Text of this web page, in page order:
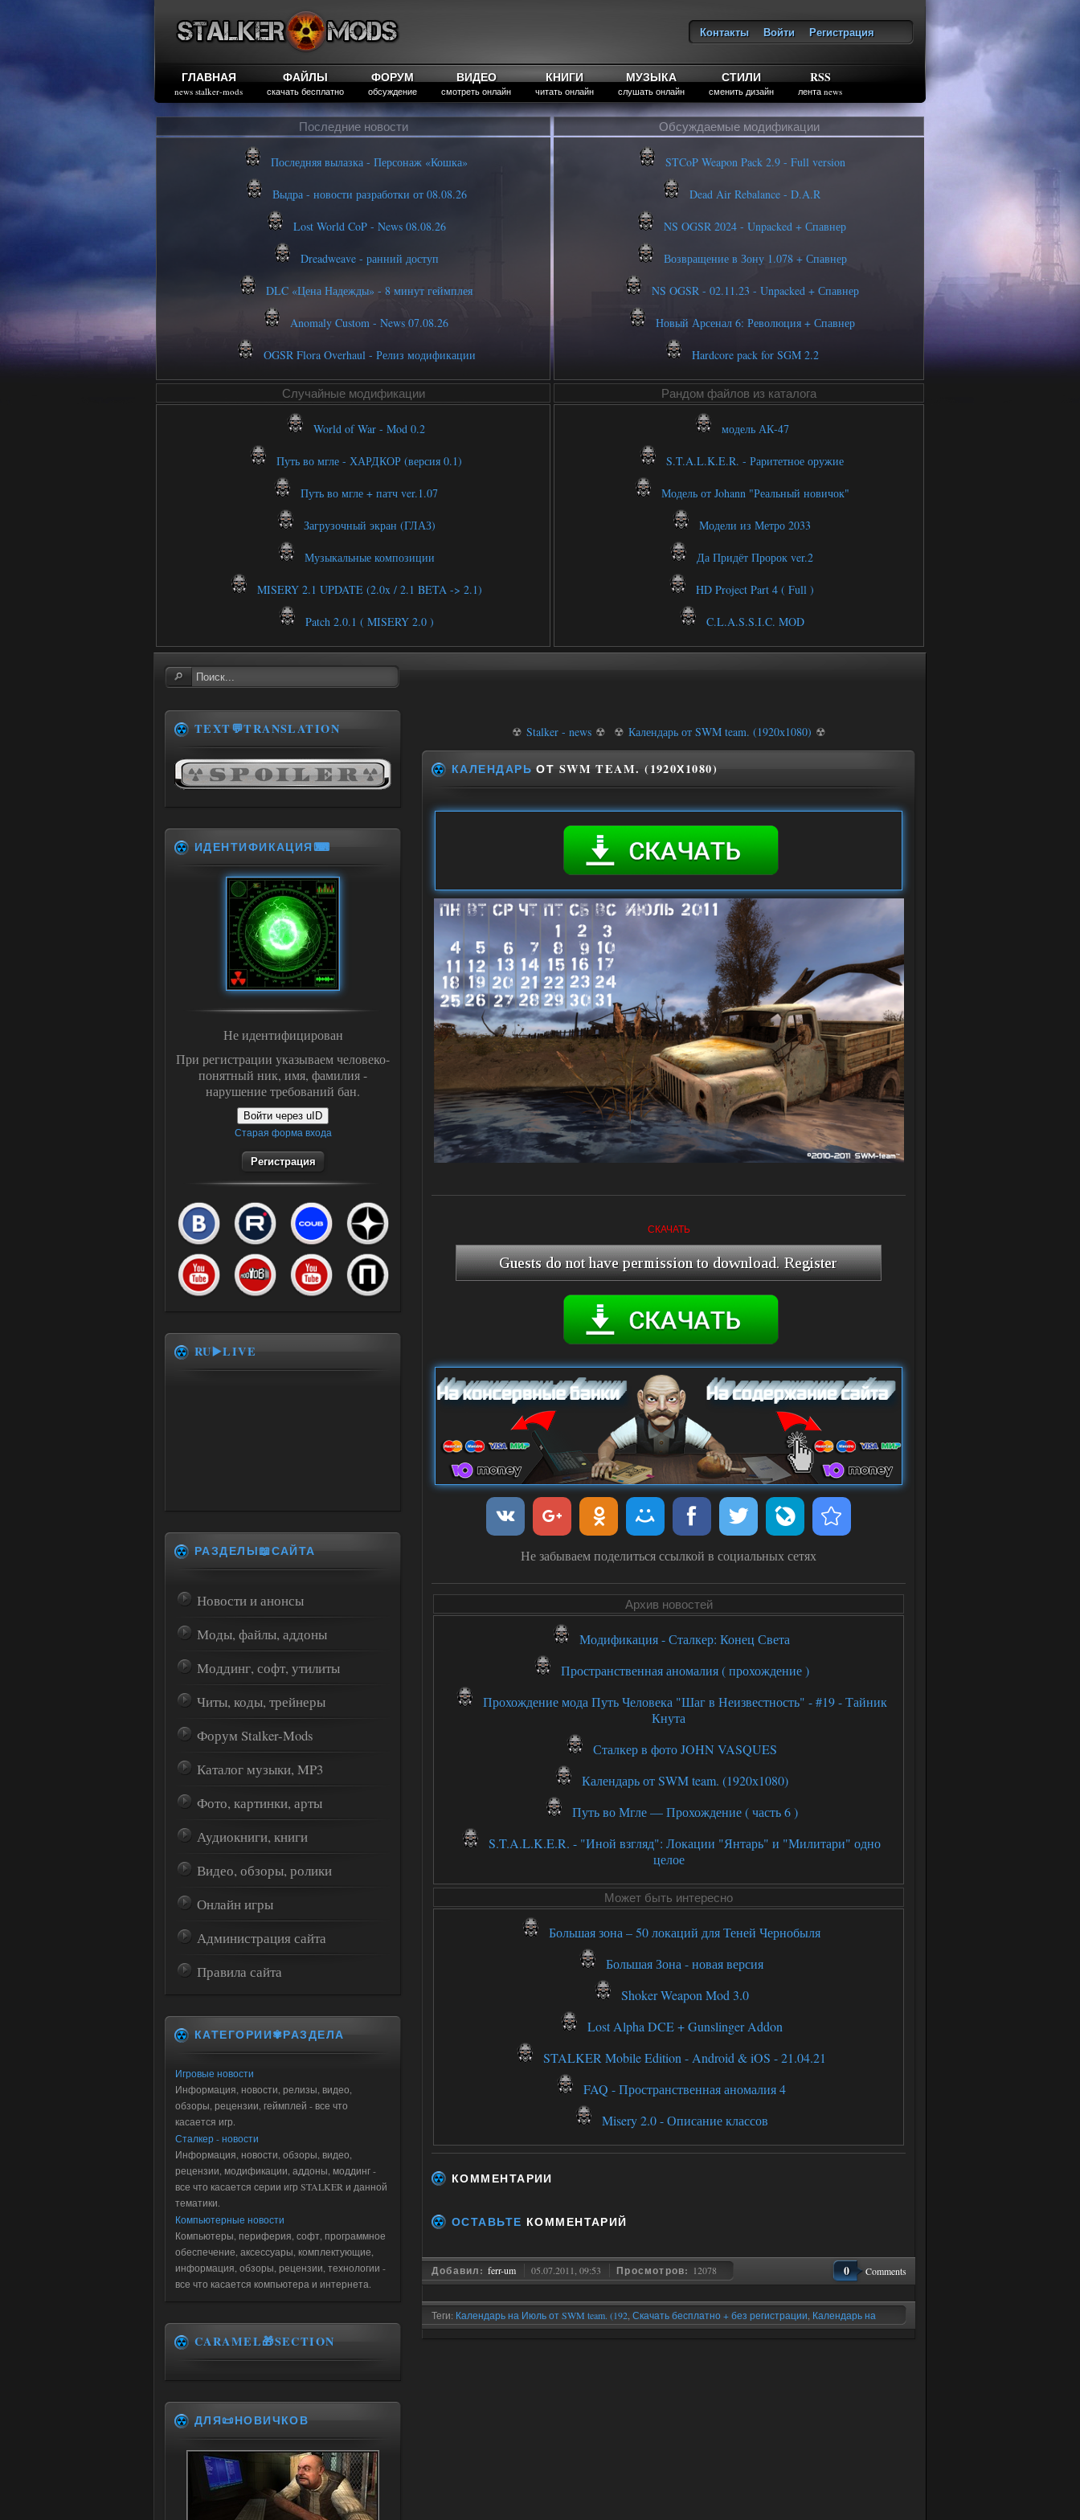
Контакты Войти
Регистрация
ГЛАВНАЯ
news stalker-mods
ФАЙЛЫ
скачать бесплатно
ФОРУМ
обсуждение
ВИДЕО
смотреть онлайн
КНИГИ
читать онлайн
МУЗЫКА
слушать онлайн
СТИЛИ
сменить дизайн
RSS
лента news
Последние новости
Последняя вылазка - Персонаж «Кошка»
Выдра - новости разработки от 08.08.26
Lost World CoP - News 08.08.26
Dreadweave - ранний доступ
DLC «Цена Надежды» - 8 минут геймплея
Anomaly Custom - News 07.08.26
OGSR Flora Overhaul - Релиз модификации
Обсуждаемые модификации
STCoP Weapon Pack 2.9 - Full version
Dead Air Rebalance - D.A.R
NS OGSR 2024 - Unpacked + Спавнер
Возвращение в Зону 1.078 + Спавнер
NS OGSR - 02.11.23 - Unpacked + Спавнер
Новый Арсенал 6: Революция + Спавнер
Hardcore pack for SGM 2.2
Случайные модификации
World of War - Mod 0.2
Путь во мгле - ХАРДКОР (версия 0.1)
Путь во мгле + патч ver.1.07
Загрузочный экран (ГЛАЗ)
Музыкальные композиции
MISERY 2.1 UPDATE (2.0x / 2.1 BETA -> 2.1)
Patch 2.0.1 ( MISERY 2.0 )
Рандом файлов из каталога
модель АК-47
S.T.A.L.K.E.R. - Раритетное оружие
Модель от Johann "Реальный новичок"
Модели из Метро 2033
Да Придёт Пророк ver.2
HD Project Part 4 ( Full )
C.L.A.S.S.I.C. MOD
☢ Stalker - news☢ ☢ Календарь от SWM team. (1920х1080) ☢
КАЛЕНДАРЬ ОТ SWM TEAM. (1920Х1080)
СКАЧАТЬ
Не забываем поделиться ссылкой в социальных сетях
Архив новостей
Модификация - Сталкер: Конец Света
Пространственная аномалия ( прохождение )
Прохождение мода Путь Человека "Шаг в Неизвестность" - #19 - Тайник
Кнута
Сталкер в фото JOHN VASQUES
Календарь от SWM team. (1920х1080)
Путь во Мгле — Прохождение ( часть 6 )
S.T.A.L.K.E.R. - "Иной взгляд": Локации "Янтарь" и "Милитари" одно
целое
Может быть интересно
Большая зона – 50 локаций для Теней Чернобыля
Большая Зона - новая версия
Shoker Weapon Mod 3.0
Lost Alpha DCE + Gunslinger Addon
STALKER Mobile Edition - Android & iOS - 21.04.21
FAQ - Пространственная аномалия 4
Misery 2.0 - Описание классов
КОММЕНТАРИИ
ОСТАВЬТЕ КОММЕНТАРИЙ
Добавил: ferr-um 05.07.2011, 09:53 Просмотров: 12078 0 Comments
Теги: Календарь на Июль от SWM team. (192 Скачать бесплатно + без регистрации Календарь на
TEXT💬TRANSLATION
ИДЕНТИФИКАЦИЯ⌨
Не идентифицирован
При регистрации указываем человеко-
понятный ник, имя, фамилия -
нарушение требований бан.
Войти через uID
Старая форма входа
Регистрация
RU▶️LIVE
РАЗДЕЛЫ📖САЙТА
Новости и анонсы
Моды, файлы, аддоны
Моддинг, софт, утилиты
Читы, коды, трейнеры
Форум Stalker-Mods
Каталог музыки, MP3
Фото, картинки, арты
Аудиокниги, книги
Видео, обзоры, ролики
Онлайн игры
Администрация сайта
Правила сайта
КАТЕГОРИИ✾РАЗДЕЛА
Игровые новости
Информация, новости, релизы, видео,
обзоры, рецензии, геймплей - все что
касается игр.
Сталкер - новости
Информация, новости, обзоры, видео,
рецензии, модификации, аддоны, моддинг -
все что касается серии игр STALKER и данной
тематики.
Компьютерные новости
Компьютеры, периферия, софт, программное
обеспечение, аксессуары, комплектующие,
информация, обзоры, рецензии, технологии -
все что касается компьютера и интернета.
CARAMEL🎁SECTION
ДЛЯ📜НОВИЧКОВ